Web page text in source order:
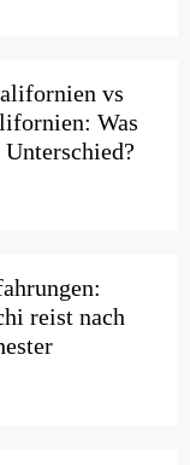
vs
Was
reist nach